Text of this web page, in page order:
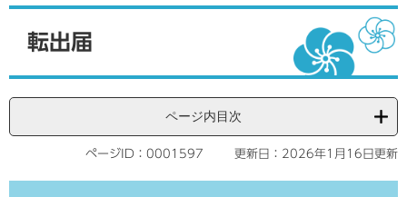
本
転出届
ページ内目次
ページID：0001597 更新日：2026年1月16日更新